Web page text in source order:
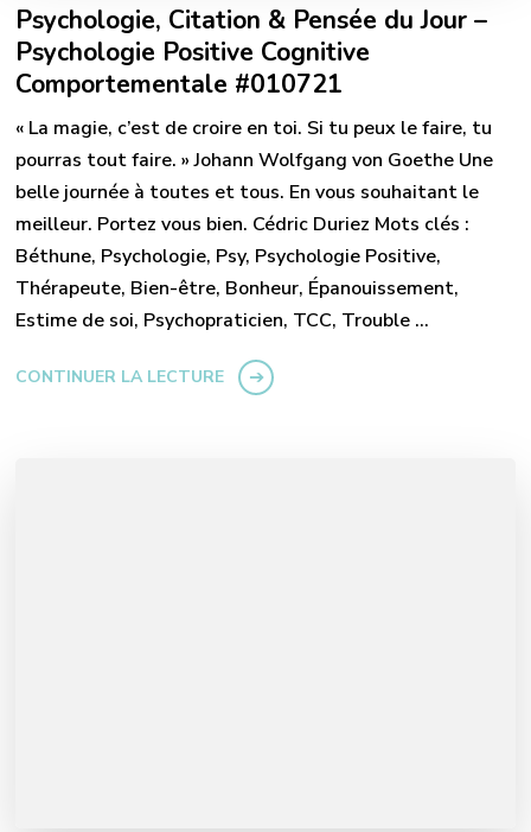
Psychologie, Citation & Pensée du Jour –
Psychologie Positive Cognitive
Comportementale #010721
« La magie, c’est de croire en toi. Si tu peux le faire, tu
pourras tout faire. » Johann Wolfgang von Goethe Une
belle journée à toutes et tous. En vous souhaitant le
meilleur. Portez vous bien. Cédric Duriez Mots clés :
Béthune, Psychologie, Psy, Psychologie Positive,
Thérapeute, Bien-être, Bonheur, Épanouissement,
Estime de soi, Psychopraticien, TCC, Trouble …
CONTINUER LA LECTURE